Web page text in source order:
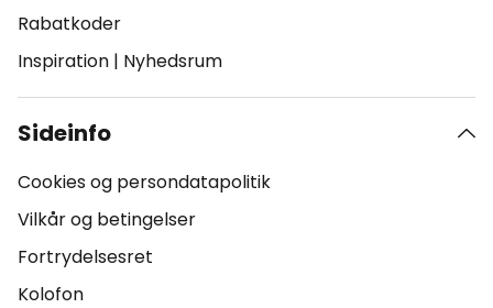
Rabatkoder
Inspiration | Nyhedsrum
Sideinfo
Cookies og persondatapolitik
Vilkår og betingelser
Fortrydelsesret
Kolofon